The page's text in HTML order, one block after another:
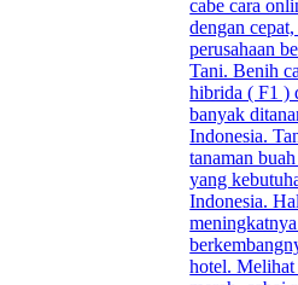
cabe cara
dengan
perusahaan
Tani. Benih
hibrida ( F1 )
banyak
Indonesia.
tanaman
yang
Indonesia.
hotel. Melihat